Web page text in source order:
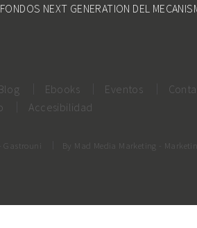
NEXT GENERATION DEL
Ebooks Eventos
Accesibilidad
Gastrouni By Mad Media Marketing -